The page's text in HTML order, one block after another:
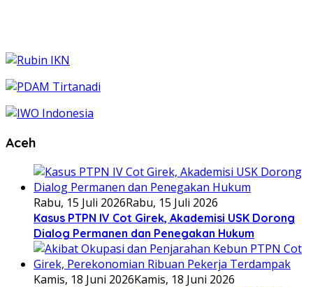
Aceh
Rabu, 15 Juli 2026Rabu, 15 Juli 2026
Kasus PTPN IV Cot Girek, Akademisi USK Dorong
Dialog Permanen dan Penegakan Hukum
Kamis, 18 Juni 2026Kamis, 18 Juni 2026